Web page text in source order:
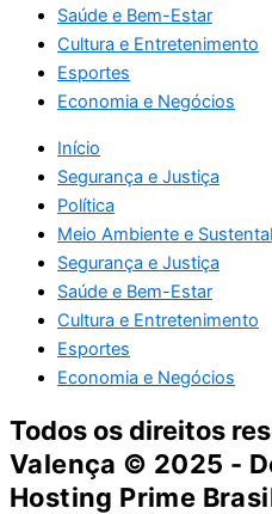
Saúde e Bem-Estar
Cultura e Entretenimento
Esportes
Economia e Negócios
Início
Segurança e Justiça
Política
Meio Ambiente e
Segurança e Justiça
Saúde e Bem-Estar
Cultura e Entretenimento
Esportes
Economia e Negócios
Todos os direitos
Valença © 2025 -
Hosting Prime